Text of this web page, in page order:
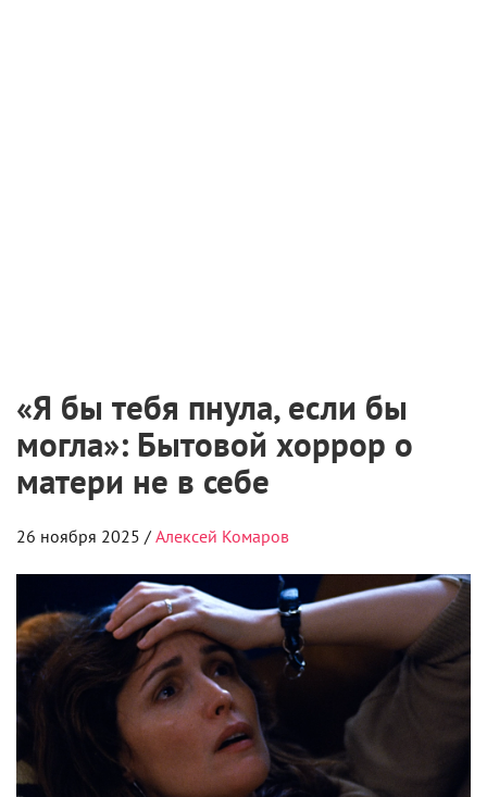
«Я бы тебя пнула, если бы
могла»: Бытовой хоррор о
матери не в себе
26 ноября 2025 / Алексей Комаров